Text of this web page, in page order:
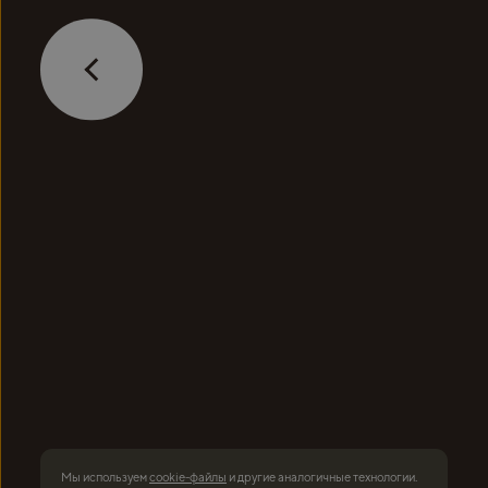
Мы используемcookie-файлы и другие аналогичные технологии.
ОНЛАЙН-